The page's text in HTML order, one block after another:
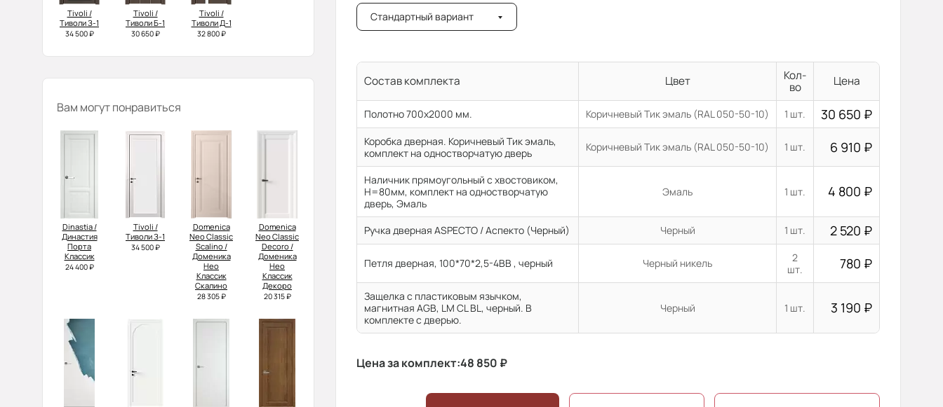
Tivoli /
Тиволи З-1
34 500 ₽
Tivoli /
Тиволи Б-1
30 650 ₽
Tivoli /
Тиволи Д-1
32 800 ₽
Вам могут понравиться
Dinastia /
Династия
Порта
Классик
24 400 ₽
Tivoli /
Тиволи З-1
34 500 ₽
Domenica
Neo Classic
Scalino /
Доменика
Нео
Классик
Скалино
28 305 ₽
Domenica
Neo Classic
Decoro /
Доменика
Нео
Классик
Декоро
20 315 ₽
Стандартный вариант
Состав комплекта Цвет
Кол-
во
Цена
Полотно 700x2000 мм. Коричневый Тик эмаль (RAL 050-50-10) 1 шт. 30 650 ₽
Коробка дверная. Коричневый Тик эмаль,
комплект на одностворчатую дверь
Коричневый Тик эмаль (RAL 050-50-10) 1 шт. 6 910 ₽
Наличник прямоугольный с хвостовиком,
H=80мм, комплект на одностворчатую
дверь, Эмаль
Эмаль 1 шт. 4 800 ₽
Ручка дверная ASPECTO / Аспекто (Черный) Черный 1 шт. 2 520 ₽
Петля дверная, 100*70*2,5-4ВВ , черный Черный никель
2
шт.
780 ₽
Защелка с пластиковым язычком,
магнитная AGB, LM CL BL, черный. В
комплекте с дверью.
Черный 1 шт. 3 190 ₽
Цена за комплект:48 850 ₽